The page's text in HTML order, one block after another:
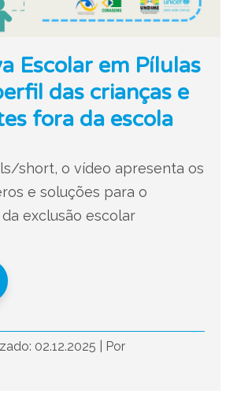
Escolar em Pílulas
das crianças e
fora da escola
short, o vídeo apresenta os
e soluções para o
exclusão escolar
02.12.2025
Por